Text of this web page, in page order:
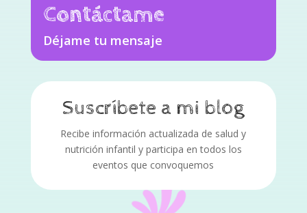
Contáctame
Déjame tu mensaje
Suscríbete a mi blog
Recibe información actualizada de salud y
nutrición infantil y participa en todos los
eventos que convoquemos